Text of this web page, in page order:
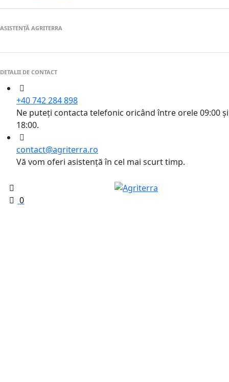
ASISTENȚĂ AGRITERRA
DETALII DE CONTACT
+40 742 284 898
Ne puteți contacta telefonic oricând între orele 09:00 și
18:00.
contact@agriterra.ro
Vă vom oferi asistență în cel mai scurt timp.
0